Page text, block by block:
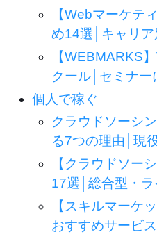
【Webマーケテ
め14選│キャリ
【WEBMARKS
クール│セミナー
個人で稼ぐ
クラウドソーシ
る7つの理由│現
【クラウドソー
17選│総合型・
【スキルマーケ
おすすめサービ